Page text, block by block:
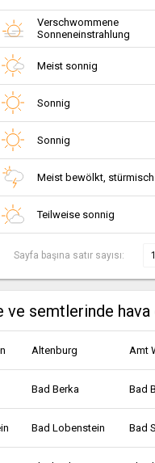
Verschwommene
Sonneneinstrahlung
Meist sonnig
Sonnig
Sonnig
Meist bewölkt, stürmisch
Teilweise sonnig
Sayfa başına satır sayısı:
ve semtlerinde hava
Altenburg
Bad Berka
Bad Lobenstein Bad